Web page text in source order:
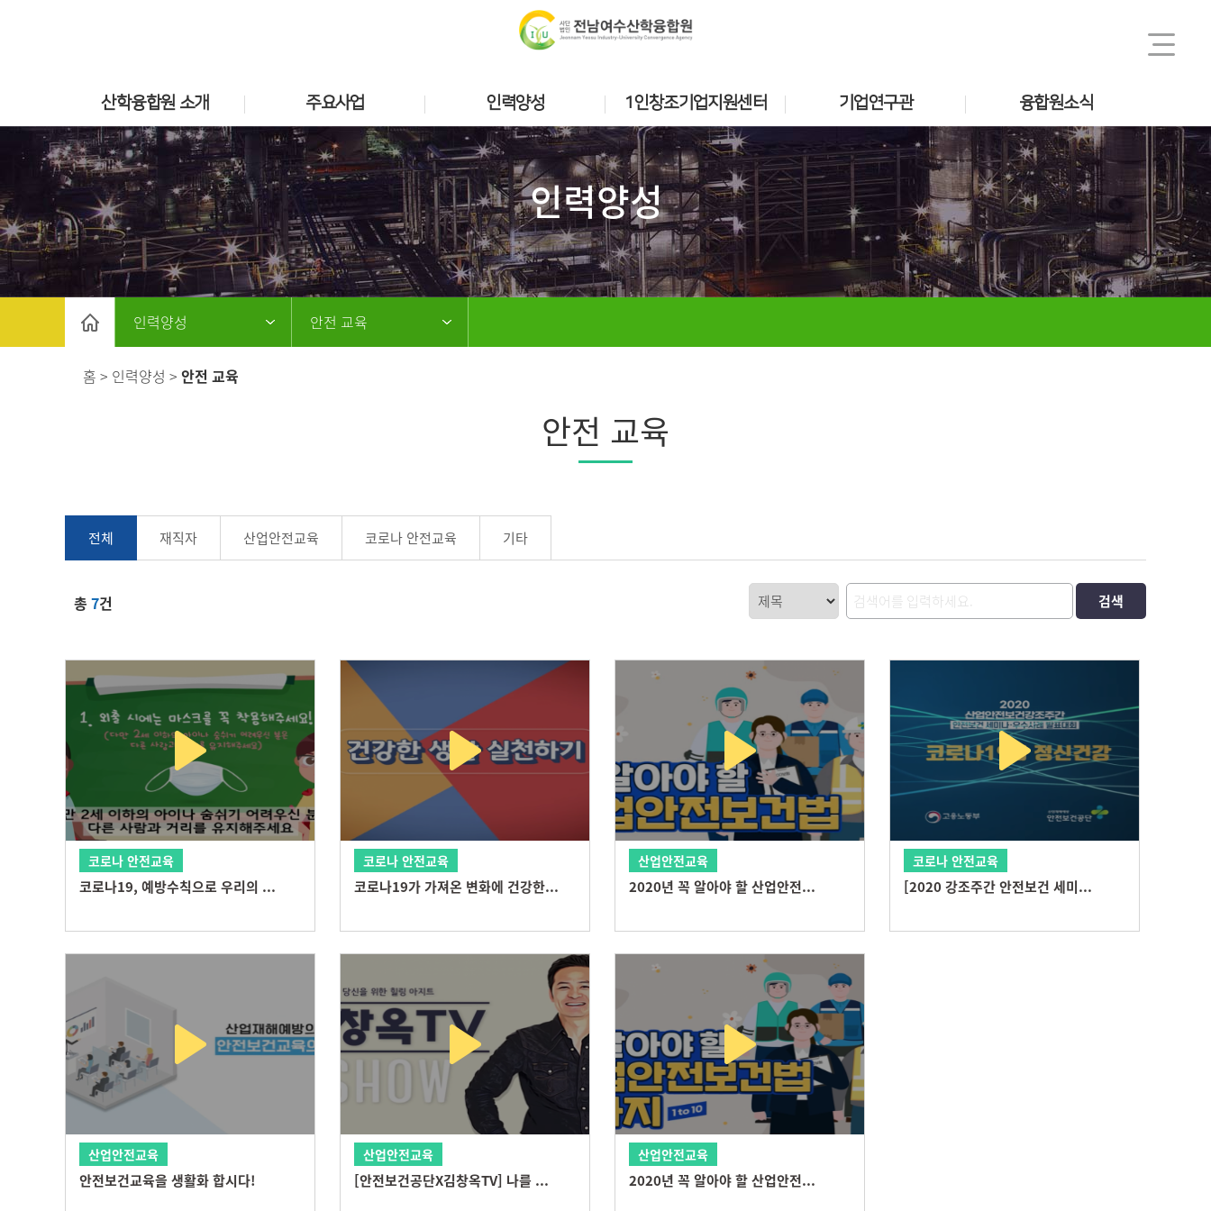
산학융합원 소개 주요사업 인력양성 1인창조기업지원센터 기업연구관 융합원소식
인력양성
인력양성 안전 교육
홈 > 인력양성 > 안전 교육
안전 교육
전체 재직자 산업안전교육 코로나 안전교육 기타
총 7건
코로나 안전교육
코로나19, 예방수칙으로 우리의 ...
코로나 안전교육
코로나19가 가져온 변화에 건강한...
산업안전교육
2020년 꼭 알아야 할 산업안전...
코로나 안전교육
[2020 강조주간 안전보건 세미...
산업안전교육
안전보건교육을 생활화 합시다!
산업안전교육
[안전보건공단X김창옥TV] 나를 ...
산업안전교육
2020년 꼭 알아야 할 산업안전...